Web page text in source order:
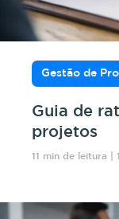
Gestão de
Guia de
projetos
11 min de leitura |